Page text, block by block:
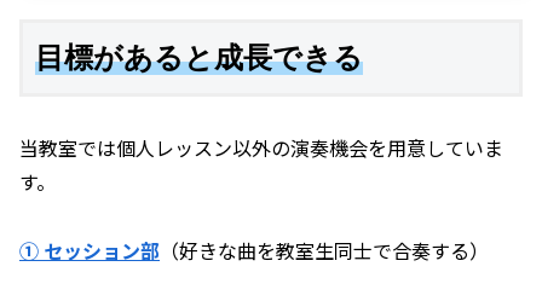
目標があると成長できる
当教室では個人レッスン以外の演奏機会を用意していま
す。
① セッション部 （好きな曲を教室生同士で合奏する）